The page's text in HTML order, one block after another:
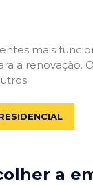
mais
a renovação.
a